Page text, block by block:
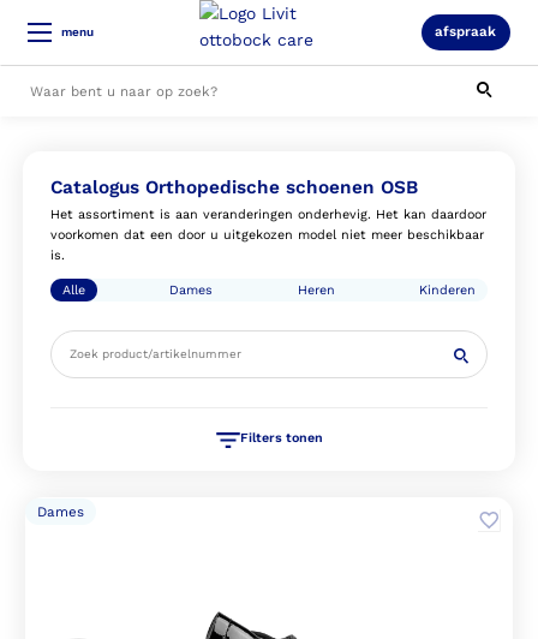
menu afspraak
Orthopedische schoenen OSB
Catalogus Orthopedische schoenen OSB
Het assortiment is aan veranderingen onderhevig. Het kan daardoor
voorkomen dat een door u uitgekozen model niet meer beschikbaar
is.
Alle Dames Heren Kinderen
Filters tonen
Dames